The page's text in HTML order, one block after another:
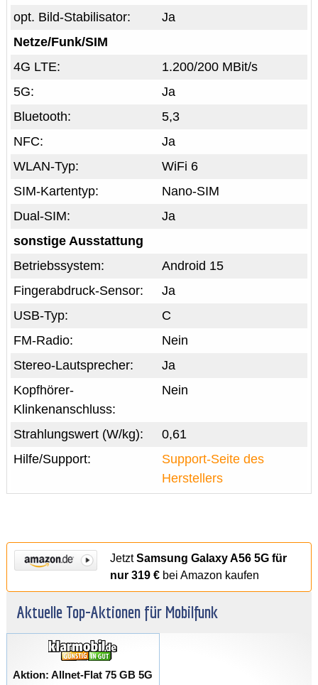
Ja
opt. Bild-Stabilisator:
Netze/Funk/SIM
1.200/200 MBit/s
4G LTE:
Ja
5G:
5,3
Bluetooth:
Ja
NFC:
WiFi 6
WLAN-Typ:
Nano-SIM
SIM-Kartentyp:
Ja
Dual-SIM:
sonstige Ausstattung
Android 15
Betriebssystem:
Ja
Fingerabdruck-Sensor:
C
USB-Typ:
Nein
FM-Radio:
Ja
Stereo-Lautsprecher:
Nein
Kopfhörer-
Klinkenanschluss:
0,61
Strahlungswert (W/kg):
Support-Seite des
Herstellers
Hilfe/Support:
JetztSamsung Galaxy A56 5G für
nur 319 €bei Amazon kaufen
Aktuelle Top-Aktionen für Mobilfunk
Aktion: Allnet-Flat 75 GB 5G